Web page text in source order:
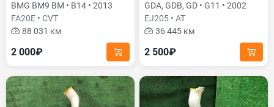
BMG BM9 BM • B14 • 2013
FA20E • CVT
88 031 км
2 000₽
GDA, GDB, GD • G11 • 2002
EJ205 • AT
36 445 км
2 500₽